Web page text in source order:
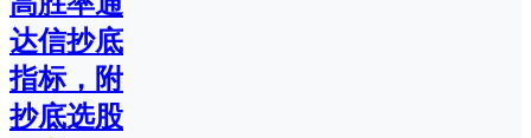
达信抄底
指标，附
抄底选股